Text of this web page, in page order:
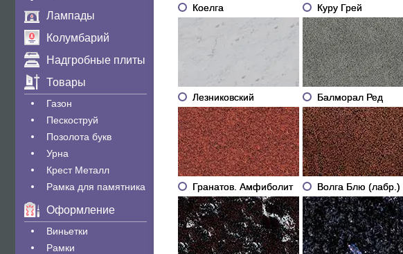
Лампады
Колумбарий
Надгробные плиты
Товары
Газон
Пескоструй
Позолота букв
Урна
Крест Металл
Рамка для памятника
Оформление
Виньетки
Рамки
Коелга Куру Грей
Лезниковский Балморал Ред
Гранатов. Амфиболит Волга Блю (лабр.)